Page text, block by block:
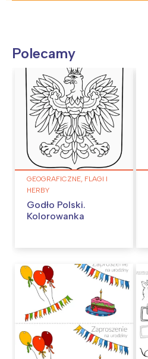
Polecamy
GEOGRAFICZNE, FLAGI I
HERBY
Godło Polski.
Kolorowanka